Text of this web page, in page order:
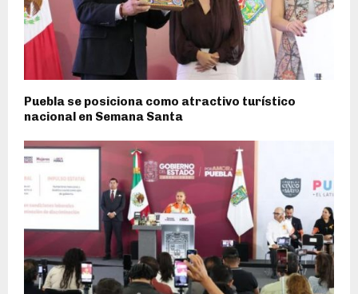
Puebla se posiciona como atractivo turístico
nacional en Semana Santa